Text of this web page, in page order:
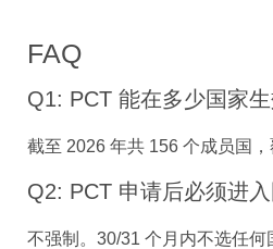
FAQ
Q1: PCT 能在多少国家生
截至 2026 年共 156 个成员国，
Q2: PCT 申请后必须进
不强制。30/31 个月内不选任何